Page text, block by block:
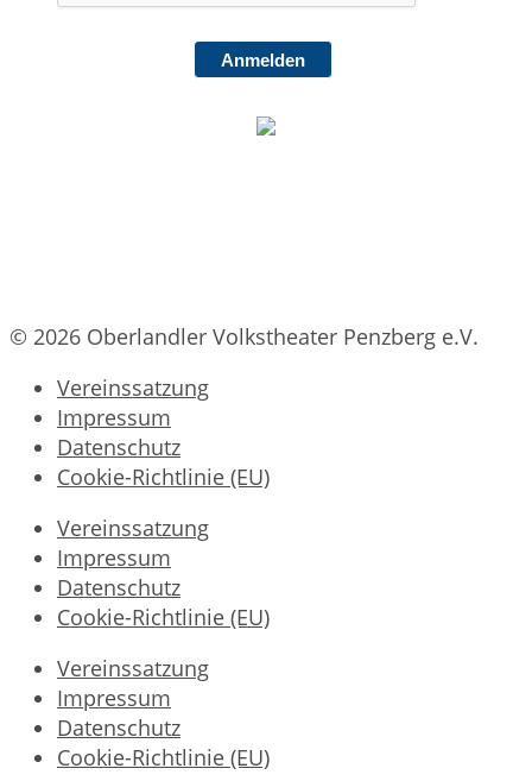
Anmelden
© 2026 Oberlandler Volkstheater Penzberg e.V.
Vereinssatzung
Impressum
Datenschutz
Cookie-Richtlinie (EU)
Vereinssatzung
Impressum
Datenschutz
Cookie-Richtlinie (EU)
Vereinssatzung
Impressum
Datenschutz
Cookie-Richtlinie (EU)